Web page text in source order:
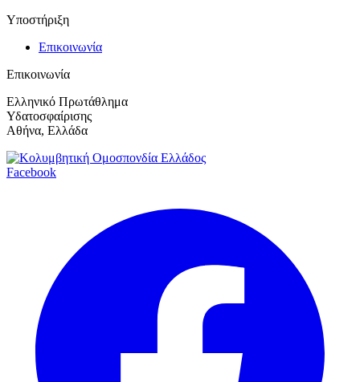
Υποστήριξη
Επικοινωνία
Επικοινωνία
Ελληνικό Πρωτάθλημα
Υδατοσφαίρισης
Αθήνα, Ελλάδα
Facebook